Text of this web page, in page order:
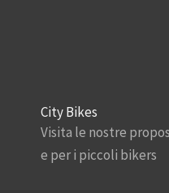
City Bikes
Visita le nostre
e per i piccoli bikers